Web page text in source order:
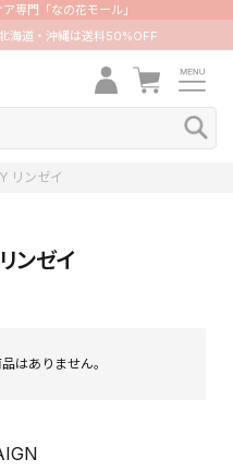
専門「なの花モール」
道・沖縄は送料50%OFF
リンゼイ
ンゼイ
はありません。